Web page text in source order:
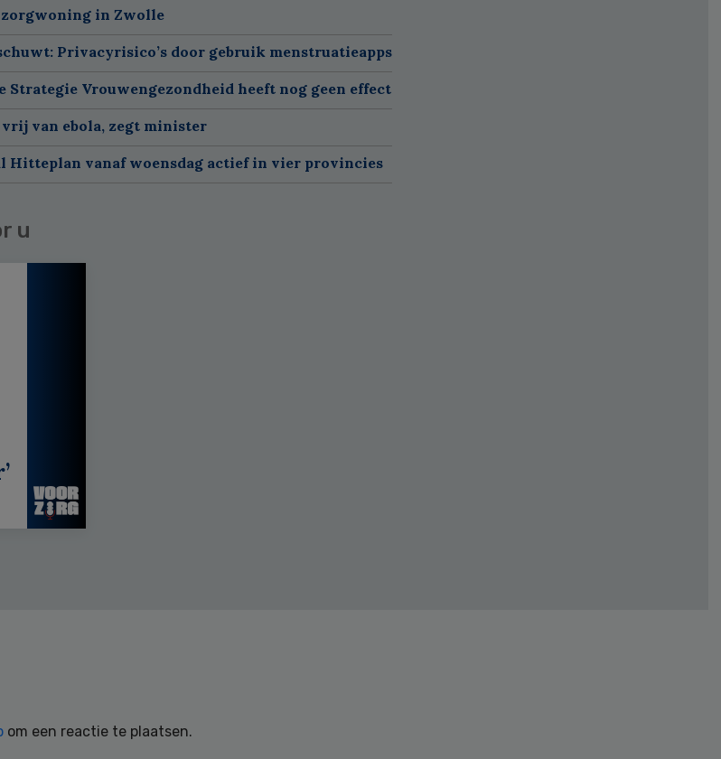
in Zwolle
Privacyrisico’s door gebruik menstruatieapps
Strategie Vrouwengezondheid heeft nog geen effect
vrij van ebola, zegt minister
Hitteplan vanaf woensdag actief in vier provincies
u
om een reactie te plaatsen.